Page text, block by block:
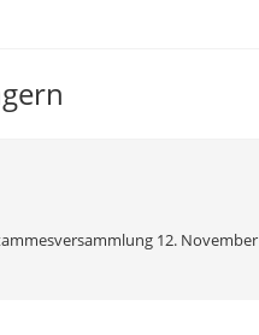
12. November